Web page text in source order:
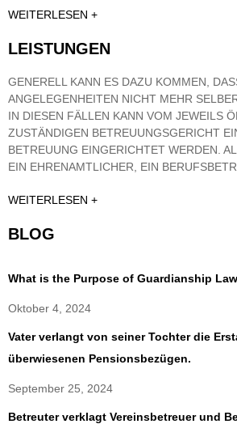
WEITERLESEN +
LEISTUNGEN
GENERELL KANN ES DAZU KOMMEN,
ANGELEGENHEITEN NICHT MEHR
IN DIESEN FÄLLEN KANN VOM JEWEILS
ZUSTÄNDIGEN BETREUUNGSGERICHT
BETREUUNG EINGERICHTET WERDEN.
EIN EHRENAMTLICHER, EIN
WEITERLESEN +
BLOG
What is the Purpose of Guardianship
Oktober 4, 2024
Vater verlangt von seiner Tochter die
überwiesenen Pensionsbezügen.
September 25, 2024
Betreuter verklagt Vereinsbetreuer und